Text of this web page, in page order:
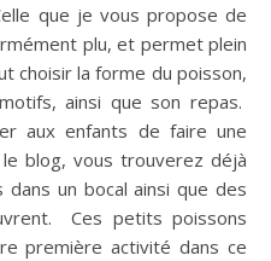
que je vous propose de
plu, et permet plein
choisir la forme du poisson,
ainsi que son repas.
aux enfants de faire une
blog, vous trouverez déjà
un bocal ainsi que des
Ces petits poissons
première activité dans ce